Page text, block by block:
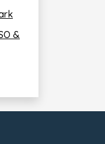
&